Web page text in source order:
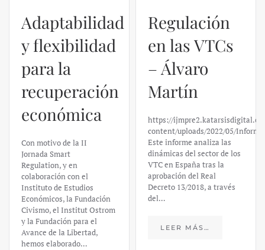
Adaptabilidad
y flexibilidad
para la
recuperación
económica
Con motivo de la II
Jornada Smart
Regulation, y en
colaboración con el
Instituto de Estudios
Económicos, la Fundación
Civismo, el Institut Ostrom
y la Fundación para el
Avance de la Libertad,
hemos elaborado…
Regulación
en las VTCs
– Álvaro
Martín
https://
content/uploads/2022/05/
Este informe analiza las
dinámicas del sector de los
VTC en España tras la
aprobación del Real
Decreto 13/2018, a través
del…
LEER MÁS…